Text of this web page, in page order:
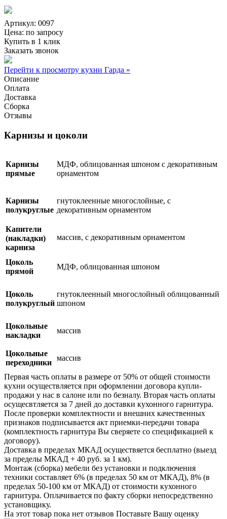
Артикул: 0097
Цена: по запросу
Купить в 1 клик
Заказать звонок
Перейти к просмотру кухни Гарда »
Описание
Оплата
Доставка
Сборка
Отзывы
Карнизы и цоколи
Карнизы
прямые
МДФ, облицованная шпоном с декоративным
орнаментом
Карнизы
полукруглые
гнутоклеенные многослойные, с
декоративным орнаментом
Капители
(накладки)
карниза
массив, с декоративным орнаментом
Цоколь
прямой
МДФ, облицованная шпоном
Цоколь
полукруглый
гнутоклеенный многослойный облицованный
шпоном
Цокольные
накладки
массив
Цокольные
переходники
массив
Первая часть оплаты в размере от 50% от общей стоимости
кухни осуществляется при оформлении договора купли-
продажи у нас в салоне или по безналу. Вторая часть оплаты
осущесвтляется за 7 дней до доставки кухонного гарнитура.
После проверки комплектности и внешних качественных
признаков подписывается акт приемки-передачи товара
(комплектность гарнитура Вы сверяете со спецификацией к
договору).
Доставка в пределах МКАД осуществяется бесплатно (выезд
за пределы МКАД + 40 руб. за 1 км).
Монтаж (сборка) мебели без установки и подключения
техники составляет 6% (в пределах 50 км от МКАД), 8% (в
пределах 50-100 км от МКАД) от стоимости кухонного
гарнитура. Оплачивается по факту сборки непосредственно
установщику.
На этот товар пока нет отзывов Поставьте Вашу оценку